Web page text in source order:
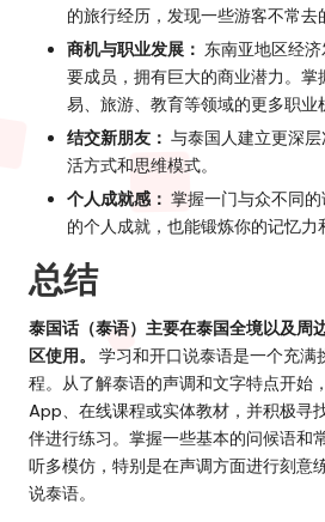
的旅行经历，发现一些游客不常去
商机与职业发展： 东南亚地区经
要成员，拥有巨大的商业潜力。
易、旅游、教育等领域的更多职业
结交新朋友： 与泰国人建立更深
活方式和思维模式。
个人成就感： 掌握一门与众不同
的个人成就，也能锻炼你的记忆力
总结
泰国话（泰语）主要在泰国全境以及周
区使用。
学习和开口说泰语是一个充满
程。从了解泰语的声调和文字特点开始
App、在线课程或实体教材，并积极寻
伴进行练习。掌握一些基本的问候语和
听多模仿，特别是在声调方面进行刻意
说泰语。